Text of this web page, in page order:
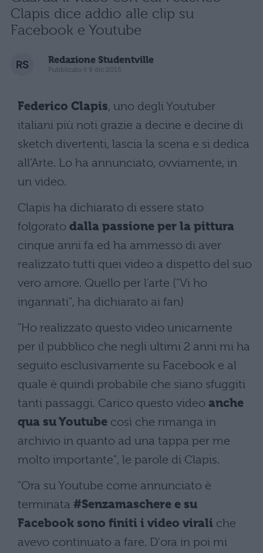
Clapis dice addio alle clip su
Facebook e Youtube
Redazione Studentville
Pubblicato il 9 dic 2015
Federico Clapis, uno degli Youtuber
italiani più noti grazie a decine e decine di
sketch divertenti, lascia la scena e si dedica
all'Arte. Lo ha annunciato, ovviamente, in
un video.
Clapis ha dichiarato di essere stato
folgorato dalla passione per la pittura
cinque anni fa ed ha ammesso di aver
realizzato tutti quei video a dispetto del suo
vero amore. Quello per l'arte ("Vi ho
ingannati", ha dichiarato ai fan)
"Ho realizzato questo video unicamente
per il pubblico che negli ultimi 2 anni mi ha
seguito esclusivamente su Facebook e al
quale è quindi probabile che siano sfuggiti
tanti passaggi. Carico questo video anche
qua su Youtube così che rimanga in
archivio in quanto ad una tappa per me
molto importante", le parole di Clapis.
"Ora su Youtube come annunciato è
terminata #Senzamaschere e su
Facebook sono finiti i video virali che
avevo continuato a fare. D'ora in poi mi